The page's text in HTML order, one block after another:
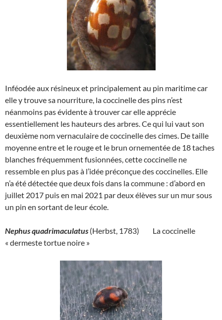
Inféodée aux résineux et principalement au pin maritime car
elle y trouve sa nourriture, la coccinelle des pins n’est
néanmoins pas évidente à trouver car elle apprécie
essentiellement les hauteurs des arbres. Ce qui lui vaut son
deuxième nom vernaculaire de coccinelle des cimes. De taille
moyenne entre et le rouge et le brun ornementée de 18 taches
blanches fréquemment fusionnées, cette coccinelle ne
ressemble en plus pas à l’idée préconçue des coccinelles. Elle
n’a été détectée que deux fois dans la commune : d’abord en
juillet 2017 puis en mai 2021 par deux élèves sur un mur sous
un pin en sortant de leur école.
Nephus quadrimaculatus (Herbst, 1783) La coccinelle
« dermeste tortue noire »